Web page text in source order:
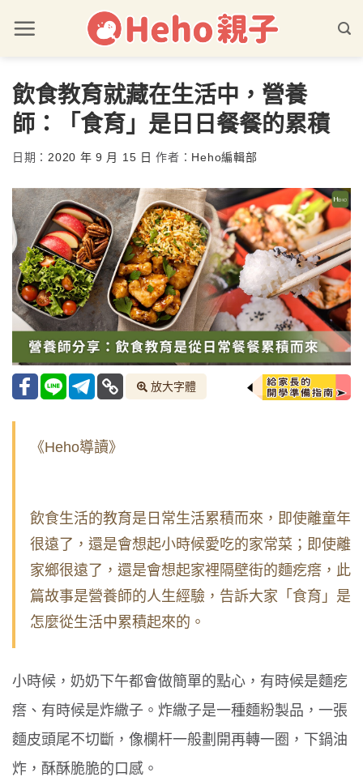
飲食教育就藏在生活中，營養
師：「食育」是日日餐餐的累積
日期： 2020 年 9 月 15 日 作者： Heho編輯部
放大字體
《Heho導讀》
飲食生活的教育是日常生活累積而來，即使離童年
很遠了，還是會想起小時候愛吃的家常菜；即使離
家鄉很遠了，還是會想起家裡隔壁街的麵疙瘩，此
篇故事是營養師的人生經驗，告訴大家「食育」是
怎麼從生活中累積起來的。
小時候，奶奶下午都會做簡單的點心，有時候是麵疙
瘩、有時候是炸繖子。炸繖子是一種麵粉製品，一張
麵皮頭尾不切斷，像欄杆一般劃開再轉一圈，下鍋油
炸，酥酥脆脆的口感。